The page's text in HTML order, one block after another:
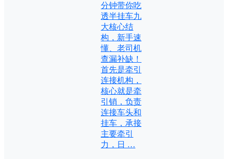
分钟带你吃
透半挂车九
大核心结
构，新手速
懂、老司机
查漏补缺！
首先是牵引
连接机构，
核心就是牵
引销，负责
连接车头和
挂车，承接
主要牵引
力，日 …